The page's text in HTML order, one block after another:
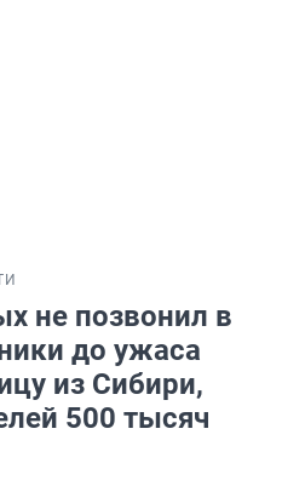
не позвонил в
до ужаса
из Сибири,
500 тысяч